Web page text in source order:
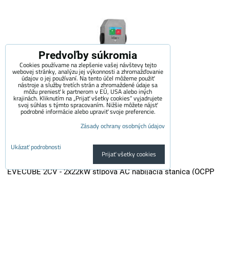
EVECUBE 2CV - 2x22kW stĺpová AC nabíjacia stanica (OCPP
Predvoľby súkromia
Cookies používame na zlepšenie vašej návštevy tejto
webovej stránky, analýzu jej výkonnosti a zhromažďovanie
údajov o jej používaní. Na tento účel môžeme použiť
nástroje a služby tretích strán a zhromaždené údaje sa
môžu preniesť k partnerom v EÚ, USA alebo iných
krajinách. Kliknutím na „Prijať všetky cookies“ vyjadrujete
svoj súhlas s týmto spracovaním. Nižšie môžete nájsť
podrobné informácie alebo upraviť svoje preferencie.
Zásady ochrany osobných údajov
Ukázať podrobnosti
Prijať všetky cookies